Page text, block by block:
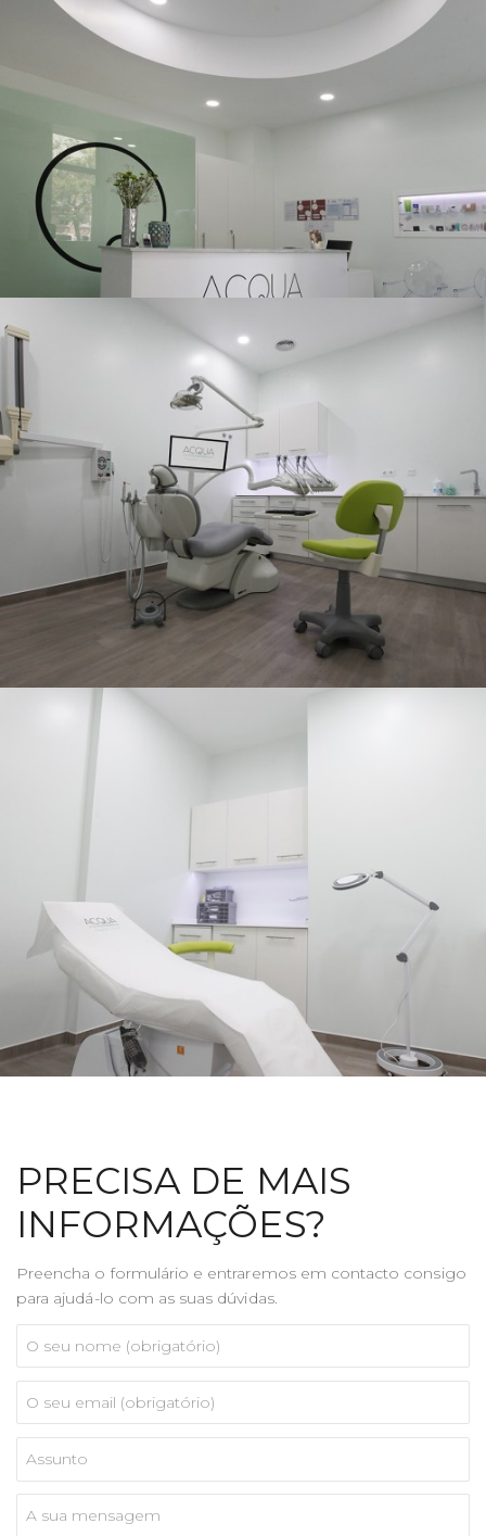
PRECISA DE MAIS
INFORMAÇÕES?
Preencha o formulário e entraremos em contacto consigo
para ajudá-lo com as suas dúvidas.